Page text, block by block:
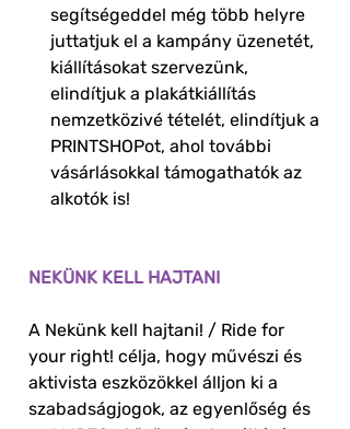
segítségeddel még több helyre
juttatjuk el a kampány üzenetét,
kiállításokat szervezünk,
elindítjuk a plakátkiállítás
nemzetközivé tételét, elindítjuk a
PRINTSHOPot, ahol további
vásárlásokkal támogathatók az
alkotók is!
NEKÜNK KELL HAJTANI
A Nekünk kell hajtani! / Ride for
your right! célja, hogy művészi és
aktivista eszközökkel álljon ki a
szabadságjogok, az egyenlőség és